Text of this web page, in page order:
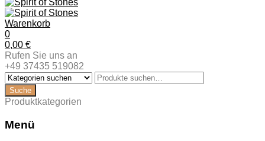
Warenkorb
0
0,00 €
Rufen Sie uns an
+49 37435 519082
Produktkategorien
Menü